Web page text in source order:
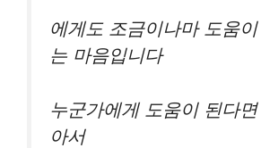
에게도 조금이나마 도움
는 마음입니다
누군가에게 도움이 된다
아서